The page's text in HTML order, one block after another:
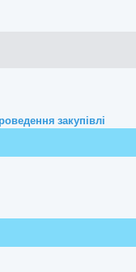
закупівлі